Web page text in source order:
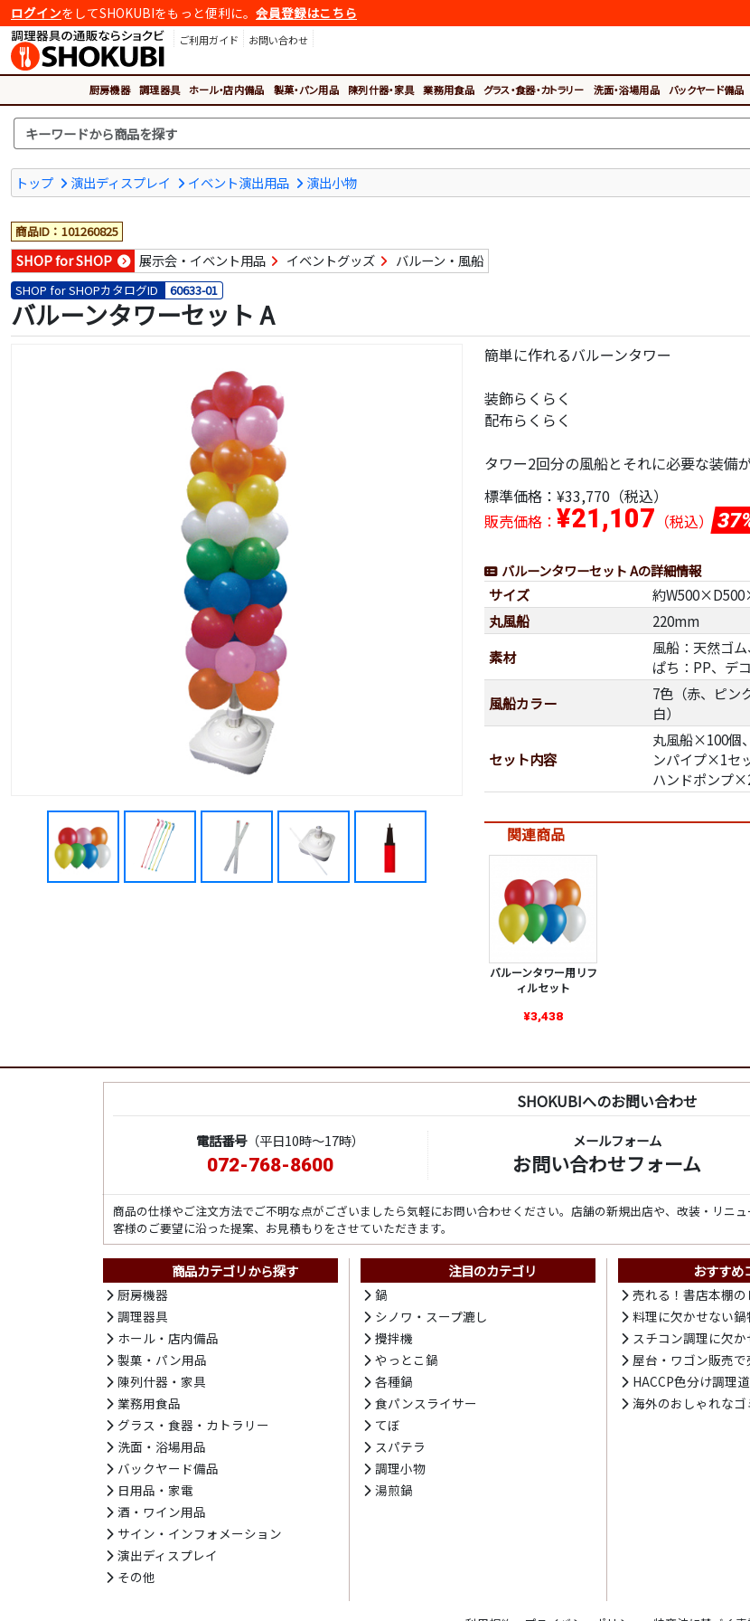
ログインをしてSHOKUBIをもっと便利に。 会員登録はこちら
ご利用ガイド
お問い合わせ
厨房機器 調理器具 ホール・店内備品 製菓・パン用品 陳列什器・家具 業務用食品 グラス・食器・カトラリー 洗面・浴場用品 バックヤード備品
トップ 演出ディスプレイ イベント演出用品 演出小物
商品ID：101260825
SHOP for SHOP 展示会・イベント用品 イベントグッズ バルーン・風船
SHOP for SHOPカタログID 60633-01
バルーンタワーセット A
簡単に作れるバルーンタワー
装飾らくらく
配布らくらく
タワー2回分の風船とそれに必要な装備
標準価格： ¥33,770（税込）
販売価格： ¥21,107 （税込）
バルーンタワーセット Aの詳細情報
サイズ
約
丸風船
220mm
素材
風船：天然ゴ
ぱち：PP、デ
風船カラー
7色（赤、ピン
白）
セット内容
丸風船×100個
ンパイプ×1セ
ハンドポンプ
関連商品
バルーンタワー用リフ
ィルセット
¥3,438
SHOKUBIへのお問い合わせ
電話番号（平日10時～17時）
072-768-8600
メールフォーム
お問い合わせフォーム
商品の仕様やご注文方法でご不明な点がございましたら気軽にお問い合わせください。店舗の新規出店や、改装・リニ
客様のご要望に沿った提案、お見積もりをさせていただきます。
商品カテゴリから探す
厨房機器
調理器具
ホール・店内備品
製菓・パン用品
陳列什器・家具
業務用食品
グラス・食器・カトラリー
洗面・浴場用品
バックヤード備品
日用品・家電
酒・ワイン用品
サイン・インフォメーション
演出ディスプレイ
その他
注目のカテゴリ
鍋
シノワ・スープ漉し
攪拌機
やっとこ鍋
各種鍋
食パンスライサー
てぼ
スパテラ
調理小物
湯煎鍋
おすすめ
売れる！書店本棚の
料理に欠かせない鍋
スチコン調理に欠
屋台・ワゴン販売
HACCP色分け調理
海外のおしゃれな